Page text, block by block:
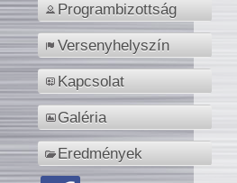
Programbizottság
Versenyhelyszín
Kapcsolat
Galéria
Eredmények